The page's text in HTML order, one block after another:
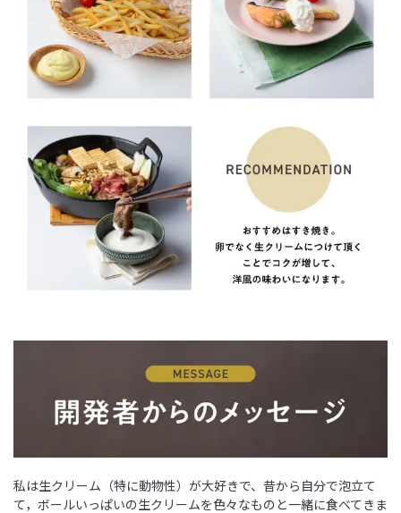
私は生クリーム（特に動物性）が大好きで、昔から自分で泡立て
て，ボールいっぱいの生クリームを色々なものと一緒に食べてきま